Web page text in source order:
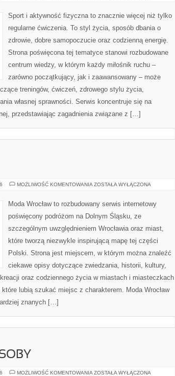
Sport i aktywność fizyczna to znacznie więcej niż tylko
regularne ćwiczenia. To styl życia, sposób dbania o
zdrowie, dobre samopoczucie oraz codzienną energię.
Strona poświęcona tej tematyce stanowi rozbudowane
centrum wiedzy, w którym każdy miłośnik ruchu –
zarówno początkujący, jak i zaawansowany – może
treningów, ćwiczeń, zdrowego stylu życia,
własnej sprawności. Serwis koncentruje się na
przedstawiając zagadnienia związane z […]
MOŻLIWOŚĆ KOMENTOWANIA ZGORZELEC
ZOSTAŁA WYŁĄCZONA
Moda Wrocław to rozbudowany serwis internetowy
poświęcony podróżom na Dolnym Śląsku, ze
szczególnym uwzględnieniem Wrocławia oraz miast,
które tworzą niezwykle inspirującą mapę tej części
Polski. Strona jest miejscem, w którym można znaleźć
ciekawe opisy dotyczące zwiedzania, historii, kultury,
oraz codziennego życia w miastach i miasteczkach
lubią szukać miejsc z charakterem. Moda Wrocław
znanych […]
MOŻLIWOŚĆ KOMENTOWANIA ENERGETYKA
ZOSTAŁA WYŁĄCZONA